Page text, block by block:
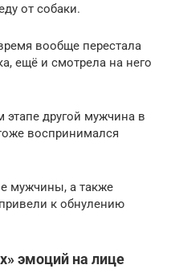
от собаки.
вообще перестала
ещё и смотрела на него
другой мужчина в
воспринимался
мужчины, а также
к обнулению
эмоций на лице